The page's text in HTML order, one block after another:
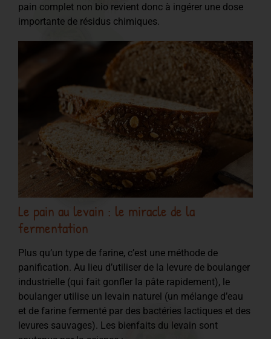
pain complet non bio revient donc à ingérer une dose
importante de résidus chimiques.
Le pain au levain : le miracle de la
fermentation
Plus qu’un type de farine, c’est une méthode de
panification. Au lieu d’utiliser de la levure de boulanger
industrielle (qui fait gonfler la pâte rapidement), le
boulanger utilise un levain naturel (un mélange d’eau
et de farine fermenté par des bactéries lactiques et des
levures sauvages). Les bienfaits du levain sont